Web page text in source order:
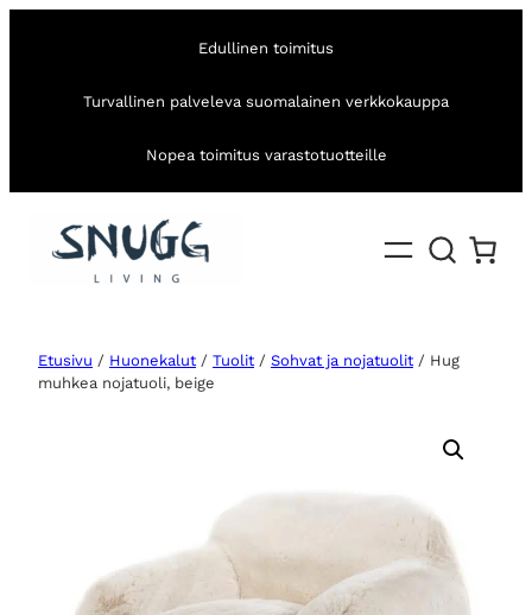
Edullinen toimitus
Turvallinen palveleva suomalainen verkkokauppa
Nopea toimitus varastotuotteille
Etusivu / Huonekalut / Tuolit / Sohvat ja nojatuolit / Hug
muhkea nojatuoli, beige